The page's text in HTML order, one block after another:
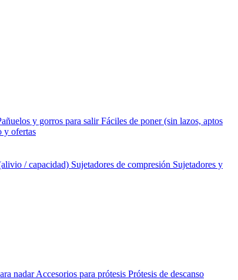
y gorros para salirFáciles de poner (sin lazos, aptos
y ofertas
/ capacidad) Sujetadores de compresión Sujetadores y
nadarAccesorios para prótesis Prótesis de descanso